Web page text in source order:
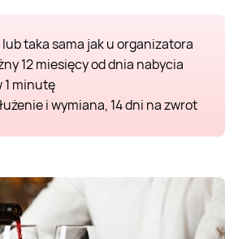
Masaż Antycellulitowy
Masaż czekoladą
Masaż Karku
taka sama jak u organizatora
12 miesięcy od dnia nabycia
1 minutę
i wymiana, 14 dni na zwrot